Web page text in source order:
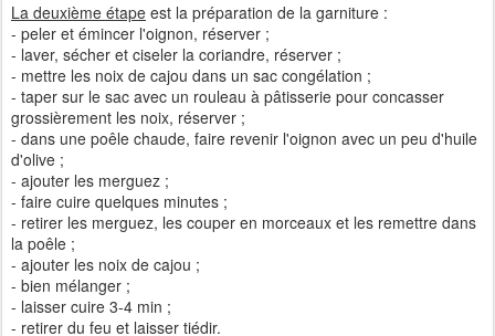
La deuxième étape est la préparation de la garniture :
- peler et émincer l'oignon, réserver ;
- laver, sécher et ciseler la coriandre, réserver ;
- mettre les noix de cajou dans un sac congélation ;
- taper sur le sac avec un rouleau à pâtisserie pour concasser
grossièrement les noix, réserver ;
- dans une poêle chaude, faire revenir l'oignon avec un peu d'huile
d'olive ;
- ajouter les merguez ;
- faire cuire quelques minutes ;
- retirer les merguez, les couper en morceaux et les remettre dans
la poêle ;
- ajouter les noix de cajou ;
- bien mélanger ;
- laisser cuire 3-4 min ;
- retirer du feu et laisser tiédir.